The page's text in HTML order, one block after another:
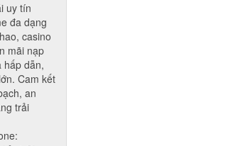
uy tín
đa dạng
casino
mãi nạp
hấp dẫn,
Cam kết
an
trải